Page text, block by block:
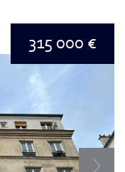
315 000 €